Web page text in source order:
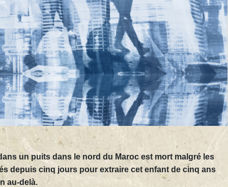
un puits dans le nord du Maroc est mort malgré les
depuis cinq jours pour extraire cet enfant de cinq ans
au-delà.